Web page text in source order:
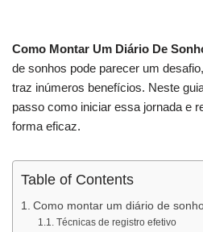
Como Montar Um Diário De
de sonhos pode parecer um
traz inúmeros benefícios. Neste
passo como iniciar essa jornada e
forma eficaz.
Table of Contents
Como montar um diário de
Técnicas de registro efetivo